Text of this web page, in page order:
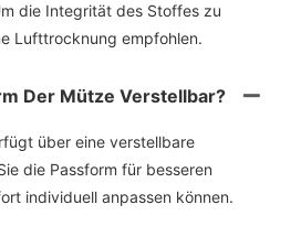
die Integrität des Stoffes zu
Lufttrocknung empfohlen.
Der Mütze Verstellbar?
über eine verstellbare
die Passform für besseren
individuell anpassen können.